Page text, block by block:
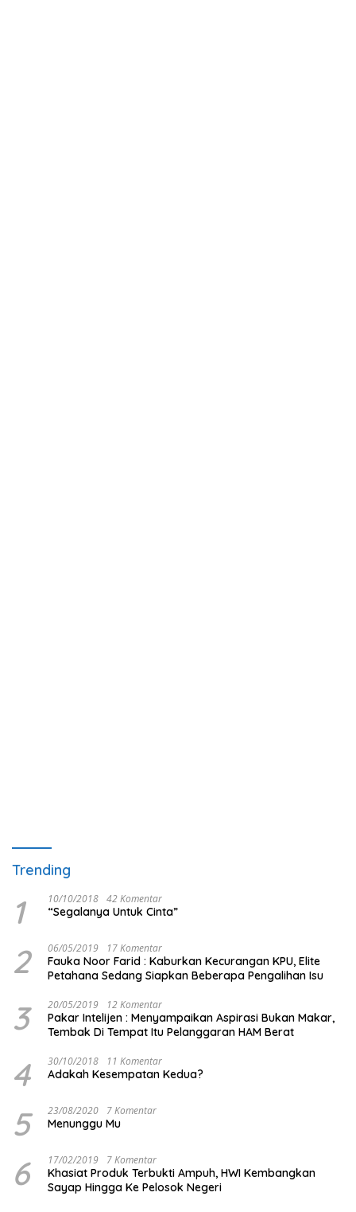
Trending
1 10/10/2018 42 Komentar
“Segalanya Untuk Cinta”
2 06/05/2019 17 Komentar
Fauka Noor Farid : Kaburkan Kecurangan KPU, Elite
Petahana Sedang Siapkan Beberapa Pengalihan Isu
3 20/05/2019 12 Komentar
Pakar Intelijen : Menyampaikan Aspirasi Bukan Makar,
Tembak Di Tempat Itu Pelanggaran HAM Berat
4 30/10/2018 11 Komentar
Adakah Kesempatan Kedua?
5 23/08/2020 7 Komentar
Menunggu Mu
6 17/02/2019 7 Komentar
Khasiat Produk Terbukti Ampuh, HWI Kembangkan
Sayap Hingga Ke Pelosok Negeri